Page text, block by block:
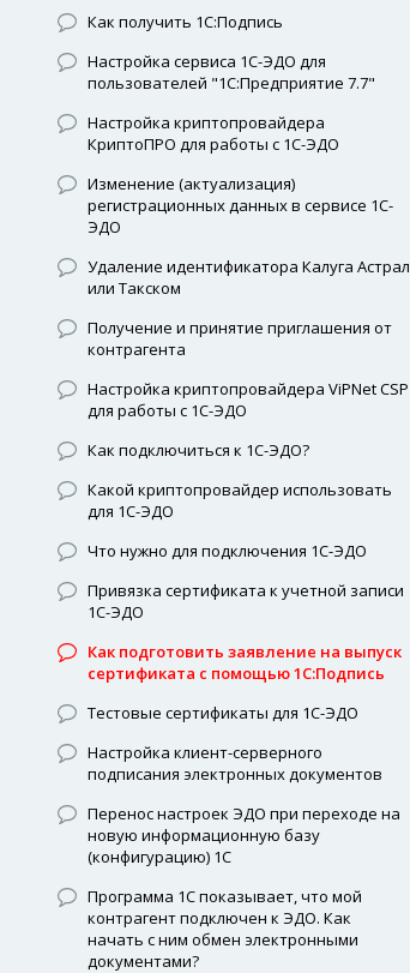
Как получить 1С:Подпись
Настройка сервиса 1С-ЭДО для
пользователей "1С:Предприятие 7.7"
Настройка криптопровайдера
КриптоПРО для работы с 1С-ЭДО
Изменение (актуализация)
регистрационных данных в сервисе 1С-
ЭДО
Удаление идентификатора Калуга Астрал
или Такском
Получение и принятие приглашения от
контрагента
Настройка криптопровайдера ViPNet CSP
для работы с 1С-ЭДО
Как подключиться к 1С-ЭДО?
Какой криптопровайдер использовать
для 1С-ЭДО
Что нужно для подключения 1С-ЭДО
Привязка сертификата к учетной записи
1С-ЭДО
Как подготовить заявление на выпуск
сертификата с помощью 1С:Подпись
Тестовые сертификаты для 1С-ЭДО
Настройка клиент-серверного
подписания электронных документов
Перенос настроек ЭДО при переходе на
новую информационную базу
(конфигурацию) 1С
Программа 1С показывает, что мой
контрагент подключен к ЭДО. Как
начать с ним обмен электронными
документами?